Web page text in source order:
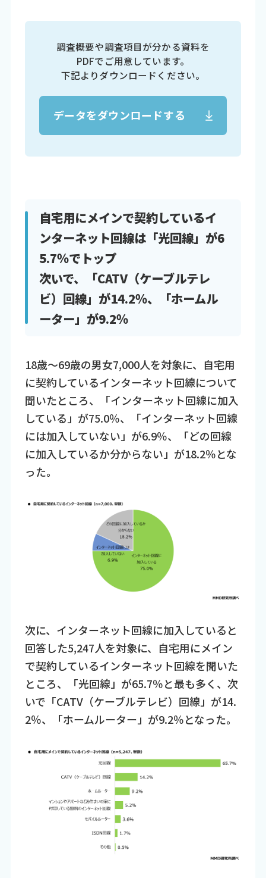
調査概要や調査項目が分かる資料を
PDFでご用意しています。
下記よりダウンロードください。
データをダウンロードする
自宅用にメインで契約しているイ
ンターネット回線は「光回線」が6
5.7％でトップ
次いで、「CATV（ケーブルテレ
ビ）回線」が14.2％、「ホームル
ーター」が9.2％
18歳～69歳の男女7,000人を対象に、自宅用
に契約しているインターネット回線について
聞いたところ、「インターネット回線に加入
している」が75.0％、「インターネット回線
には加入していない」が6.9％、「どの回線
に加入しているか分からない」が18.2％とな
った。
次に、インターネット回線に加入していると
回答した5,247人を対象に、自宅用にメイン
で契約しているインターネット回線を聞いた
ところ、「光回線」が65.7％と最も多く、次
いで「CATV（ケーブルテレビ）回線」が14.
2％、「ホームルーター」が9.2％となった。